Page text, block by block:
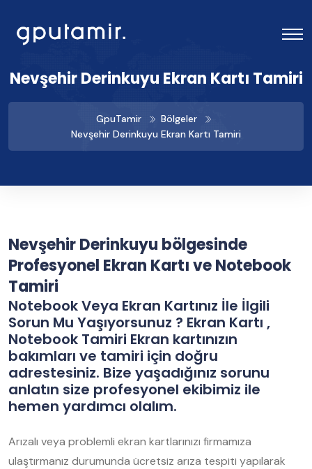
Nevşehir Derinkuyu Ekran Kartı Tamiri
GpuTamir
Bölgeler
Nevşehir Derinkuyu Ekran Kartı Tamiri
Nevşehir Derinkuyu bölgesinde
Profesyonel Ekran Kartı ve Notebook
Tamiri
Notebook Veya Ekran Kartınız İle İlgili
Sorun Mu Yaşıyorsunuz ? Ekran Kartı ,
Notebook Tamiri Ekran kartınızın
bakımları ve tamiri için doğru
adrestesiniz. Bize yaşadığınız sorunu
anlatın size profesyonel ekibimiz ile
hemen yardımcı olalım.
Arızalı veya problemli ekran kartlarınızı firmamıza
ulaştırmanız durumunda ücretsiz arıza tespiti yapılarak